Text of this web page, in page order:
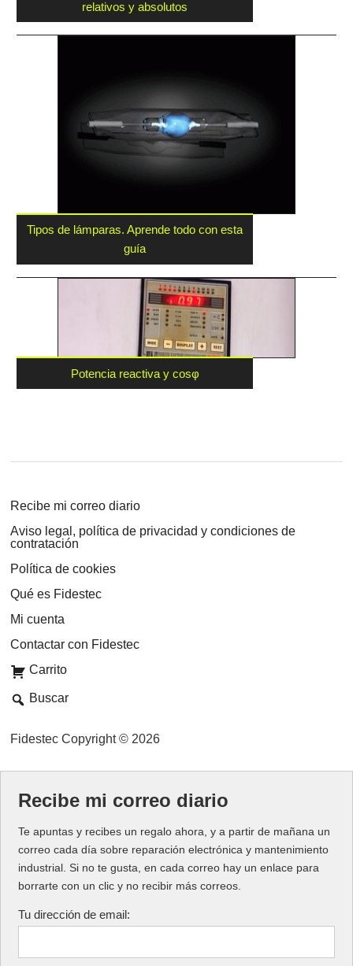
relativos y absolutos
Tipos de lámparas. Aprende todo con esta
guía
Potencia reactiva y cosφ
Recibe mi correo diario
Aviso legal, política de privacidad y condiciones de
contratación
Política de cookies
Qué es Fidestec
Mi cuenta
Contactar con Fidestec
Carrito
Buscar
Fidestec Copyright © 2026
Recibe mi correo diario
Te apuntas y recibes un regalo ahora, y a partir de mañana un
correo cada día sobre reparación electrónica y mantenimiento
industrial. Si no te gusta, en cada correo hay un enlace para
borrarte con un clic y no recibir más correos.
Tu dirección de email: